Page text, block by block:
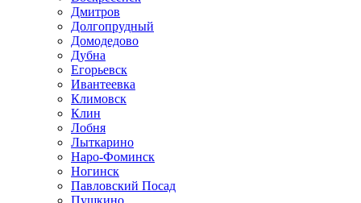
Дмитров
Долгопрудный
Домодедово
Дубна
Егорьевск
Ивантеевка
Климовск
Клин
Лобня
Лыткарино
Наро-Фоминск
Ногинск
Павловский Посад
Пушкино